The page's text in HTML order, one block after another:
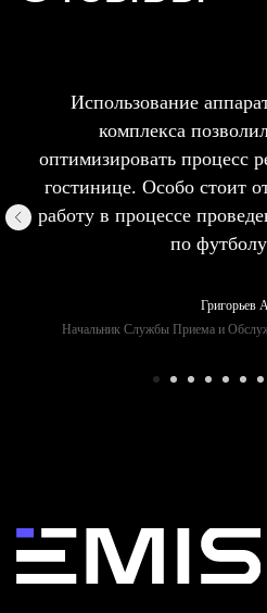
Использование
комплекса
оптимизировать процесс
гостинице. Особо стоит
работу в процессе
по
Григорьев
Начальник Службы Приема и